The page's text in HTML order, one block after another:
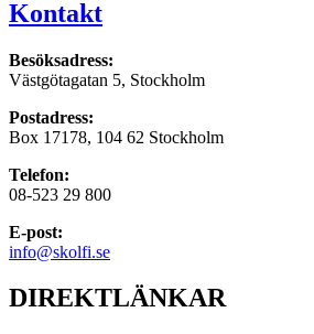
Kontakt
Besöksadress:
Västgötagatan 5, Stockholm
Postadress:
Box 17178, 104 62 Stockholm
Telefon:
08-523 29 800
E-post:
info@skolfi.se
DIREKTLÄNKAR